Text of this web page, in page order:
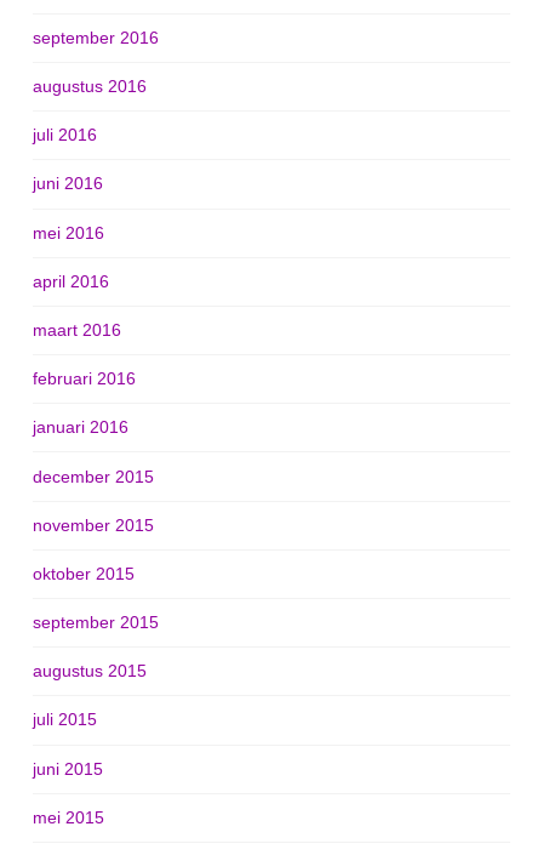
september 2016
augustus 2016
juli 2016
juni 2016
mei 2016
april 2016
maart 2016
februari 2016
januari 2016
december 2015
november 2015
oktober 2015
september 2015
augustus 2015
juli 2015
juni 2015
mei 2015